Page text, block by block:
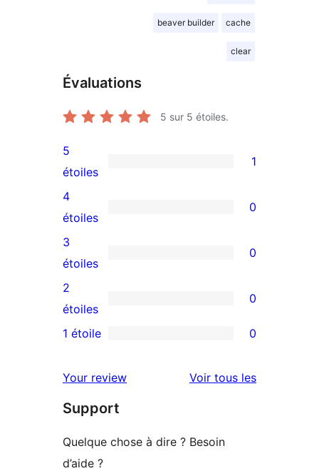
beaver builder cache
clear
Évaluations
5 sur 5 étoiles.
1
avis
à
5
étoile
5
étoiles
1
0
avis
à
4
étoile
4
étoiles
0
0
avis
à
3
3
étoiles
0
0
avis
2
2
étoiles
0
à
1
1 étoile 0
Your review Voir tous lesavis
Support
Quelque chose à dire ? Besoin
d’aide ?